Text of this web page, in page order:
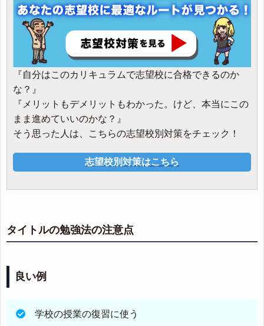
『自分はこのカリキュラムで志望校に合格できるのか
な？』
『メリットもデメリットもわかった。けど、本当にこの
まま進めていいのかな？』
そう思った人は、こちらの志望校別対策をチェック！
志望校別対策はこちら
タイトルの勉強法の注意点
良い例
学校の授業の復習に使う